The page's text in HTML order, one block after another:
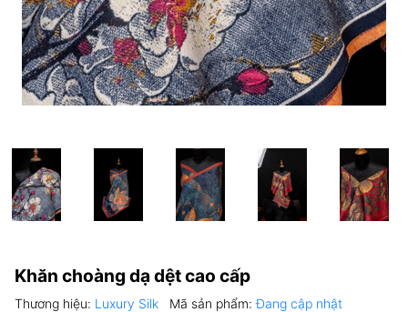
Khăn choàng dạ dệt cao cấp
Thương hiệu: Luxury Silk Mã sản phẩm:Đang cập nhật